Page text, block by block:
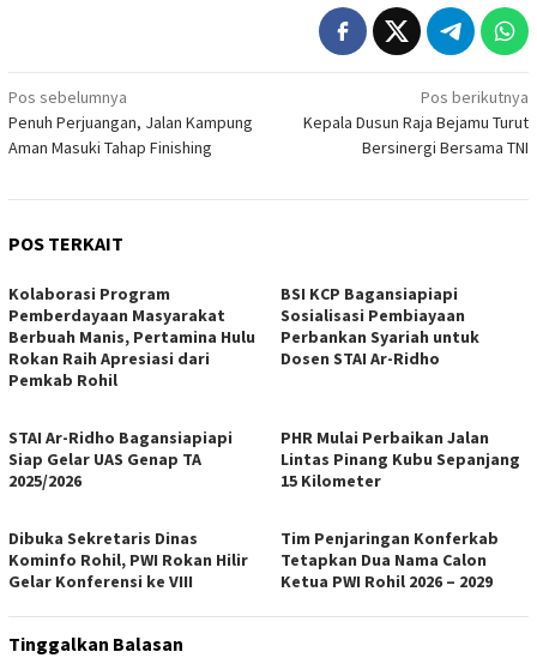
Navigasi
pos
Pos sebelumnya
Penuh Perjuangan, Jalan Kampung
Aman Masuki Tahap Finishing
Pos berikutnya
Kepala Dusun Raja Bejamu Turut
Bersinergi Bersama TNI
POS TERKAIT
Kolaborasi Program
Pemberdayaan Masyarakat
Berbuah Manis, Pertamina Hulu
Rokan Raih Apresiasi dari
Pemkab Rohil
BSI KCP Bagansiapiapi
Sosialisasi Pembiayaan
Perbankan Syariah untuk
Dosen STAI Ar-Ridho
STAI Ar-Ridho Bagansiapiapi
Siap Gelar UAS Genap TA
2025/2026
PHR Mulai Perbaikan Jalan
Lintas Pinang Kubu Sepanjang
15 Kilometer
Dibuka Sekretaris Dinas
Kominfo Rohil, PWI Rokan Hilir
Gelar Konferensi ke VIII
Tim Penjaringan Konferkab
Tetapkan Dua Nama Calon
Ketua PWI Rohil 2026 – 2029
Tinggalkan Balasan